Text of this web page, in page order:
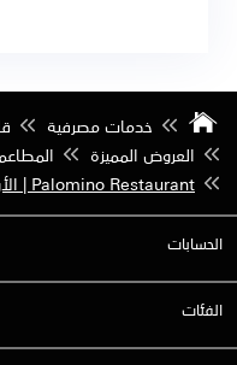
خدمات مصرفية
العروض المميزة
Palomino Restaurant | الأول
الحسابات
الفئات